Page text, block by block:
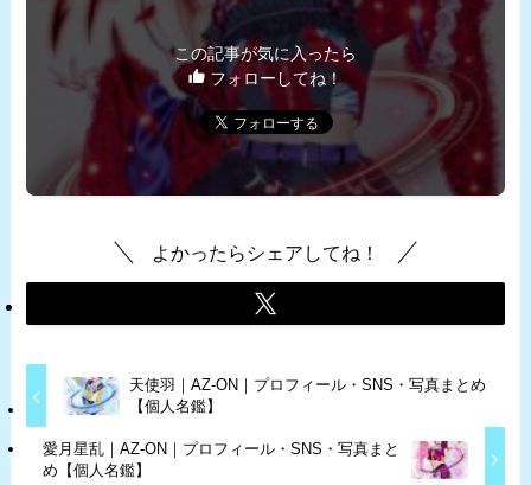
この記事が気に入ったら
フォローしてね！
よかったらシェアしてね！
天使羽｜AZ-ON｜プロフィール・SNS・写真まとめ
【個人名鑑】
愛月星乱｜AZ-ON｜プロフィール・SNS・写真まと
め【個人名鑑】